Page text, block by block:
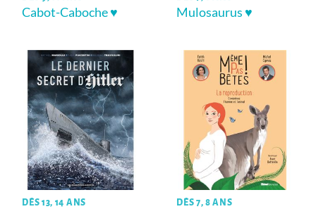
Cabot-Caboche ♥ Mulosaurus ♥
DÈS 13, 14 ANS DÈS 7, 8 ANS